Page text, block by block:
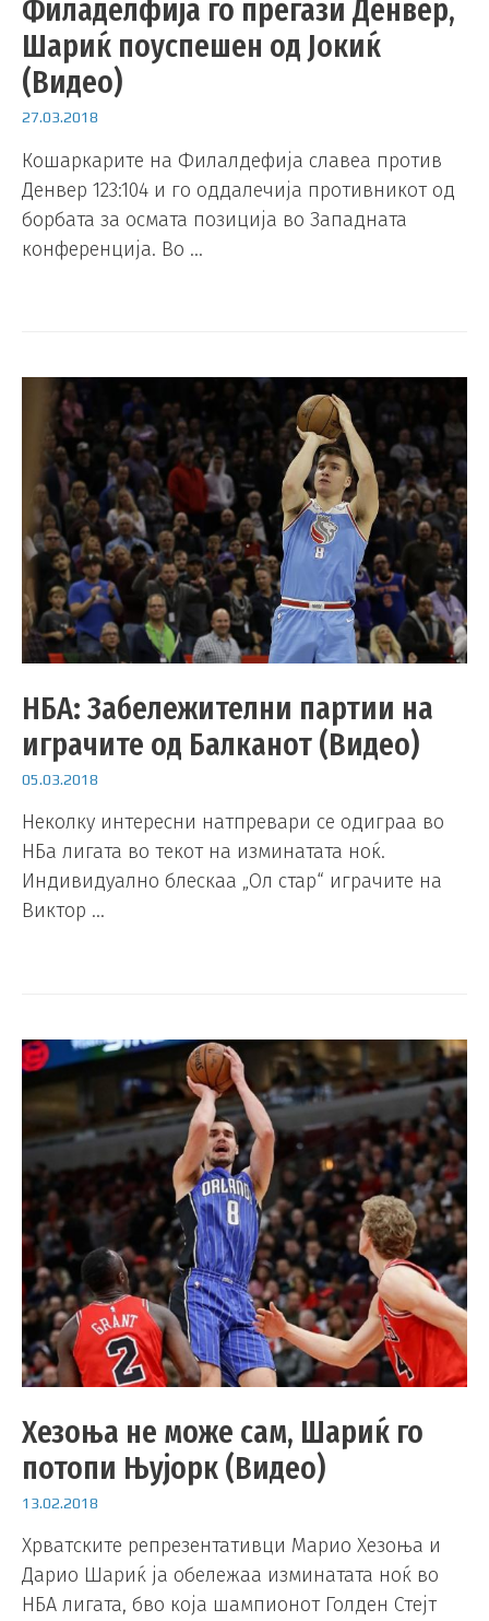
Филаделфија го прегази Денвер,
Шариќ поуспешен од Јокиќ
(Видео)
27.03.2018
Кошаркарите на Филалдефија славеа против
Денвер 123:104 и го оддалечија противникот од
борбата за осмата позиција во Западната
конференција. Во …
НБА: Забележителни партии на
играчите од Балканот (Видео)
05.03.2018
Неколку интересни натпревари се одиграа во
НБа лигата во текот на изминатата ноќ.
Индивидуално блескаа „Ол стар“ играчите на
Виктор …
Хезоња не може сам, Шариќ го
потопи Њујорк (Видео)
13.02.2018
Хрватските репрезентативци Марио Хезоња и
Дарио Шариќ ја обележаа изминатата ноќ во
НБА лигата, бво која шампионот Голден Стејт